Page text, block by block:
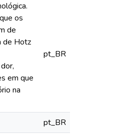
os
de
de Hotz
em que
na
pt_BR
pt_BR